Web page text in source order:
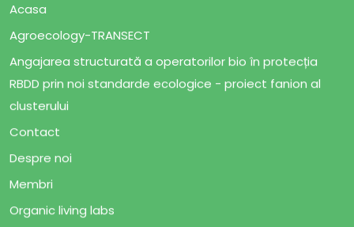
Acasa
Agroecology-TRANSECT
Angajarea structurată a operatorilor bio în protecția
RBDD prin noi standarde ecologice - proiect fanion al
clusterului
Contact
Despre noi
Membri
Organic living labs